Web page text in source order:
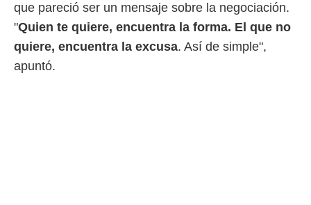
de
o a través
de
de
que pareció ser un mensaje sobre la negociación.
"Quien te quiere, encuentra la forma. El que no
quiere, encuentra la excusa. Así de simple",
apuntó.